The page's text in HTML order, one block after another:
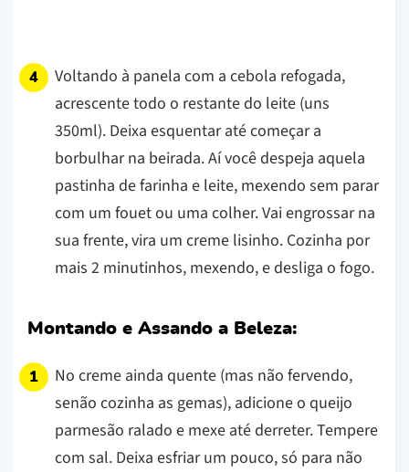
Voltando à panela com a cebola refogada,
acrescente todo o restante do leite (uns
350ml). Deixa esquentar até começar a
borbulhar na beirada. Aí você despeja aquela
pastinha de farinha e leite, mexendo sem parar
com um fouet ou uma colher. Vai engrossar na
sua frente, vira um creme lisinho. Cozinha por
mais 2 minutinhos, mexendo, e desliga o fogo.
Montando e Assando a Beleza:
No creme ainda quente (mas não fervendo,
senão cozinha as gemas), adicione o queijo
parmesão ralado e mexe até derreter. Tempere
com sal. Deixa esfriar um pouco, só para não